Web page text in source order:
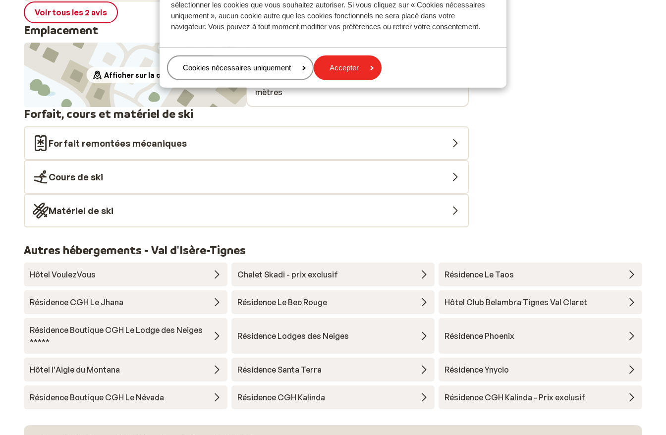
sélectionner les cookies que vous souhaitez autoriser. Si vous cliquez sur « Cookies nécessaires
uniquement », aucun cookie autre que les cookies fonctionnels ne sera placé dans votre
navigateur. Vous pouvez à tout moment modifier vos préférences ou retirer votre consentement.
Gérer
Cookies nécessaires uniquement Accepter
Voir tous les 2 avis
Emplacement
Afficher sur la carte
À proximité
Distance du centre-ville: environ 200 mètres
Distance jusqu'aux remontées mécaniques environ 50
mètres
Forfait, cours et matériel de ski
Forfait remontées mécaniques
Cours de ski
Matériel de ski
Autres hébergements - Val d'Isère-Tignes
Hôtel VoulezVous Chalet Skadi - prix exclusif Résidence Le Taos
Résidence CGH Le Jhana Résidence Le Bec Rouge Hôtel Club Belambra Tignes Val Claret
Résidence Boutique CGH Le Lodge des Neiges
*****
Résidence Lodges des Neiges Résidence Phoenix
Hôtel l'Aigle du Montana Résidence Santa Terra Résidence Ynycio
Résidence Boutique CGH Le Névada Résidence CGH Kalinda Résidence CGH Kalinda - Prix exclusif